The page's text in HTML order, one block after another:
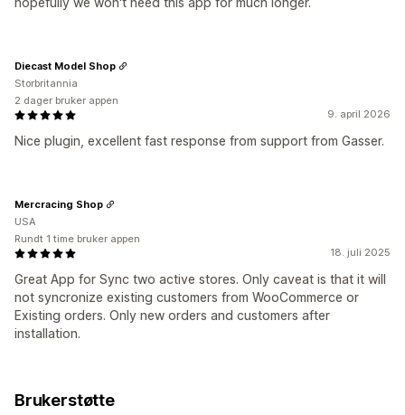
9. april 2026
Nice plugin, excellent fast response from support from Gasser.
Diecast Model Shop
Storbritannia
2 dager bruker appen
18. juli 2025
Great App for Sync two active stores. Only caveat is that it will
not syncronize existing customers from WooCommerce or
Existing orders. Only new orders and customers after
installation.
Mercracing Shop
USA
Rundt 1 time bruker appen
Brukerstøtte